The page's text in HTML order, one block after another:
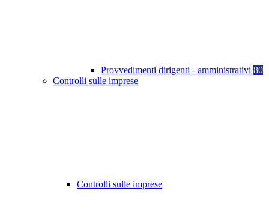
Provvedimenti dirigenti - amministrativi 80
Controlli sulle imprese
Controlli sulle imprese